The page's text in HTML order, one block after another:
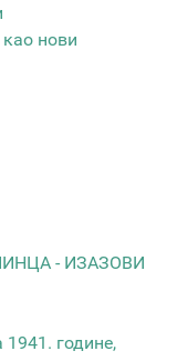
нови
- ИЗАЗОВИ
године,